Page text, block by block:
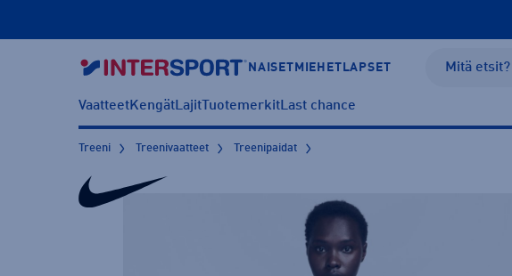
NAISET MIEHET LAPSET
VaatteetKengätLajitTuotemerkitLast chance
Treeni Treenivaatteet Treenipaidat